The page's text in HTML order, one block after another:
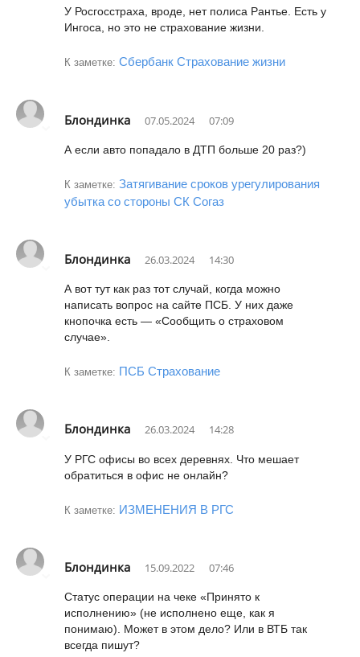
У Росгосстраха, вроде, нет полиса Рантье. Есть у
Ингоса, но это не страхование жизни.
К заметке: Сбербанк Страхование жизни
Блондинка 07.05.2024 07:09
А если авто попадало в ДТП больше 20 раз?)
К заметке: Затягивание сроков урегулирования
убытка со стороны СК Согаз
Блондинка 26.03.2024 14:30
А вот тут как раз тот случай, когда можно
написать вопрос на сайте ПСБ. У них даже
кнопочка есть — «Сообщить о страховом
случае».
К заметке: ПСБ Страхование
Блондинка 26.03.2024 14:28
У РГС офисы во всех деревнях. Что мешает
обратиться в офис не онлайн?
К заметке: ИЗМЕНЕНИЯ В РГС
Блондинка 15.09.2022 07:46
Статус операции на чеке «Принято к
исполнению» (не исполнено еще, как я
понимаю). Может в этом дело? Или в ВТБ так
всегда пишут?